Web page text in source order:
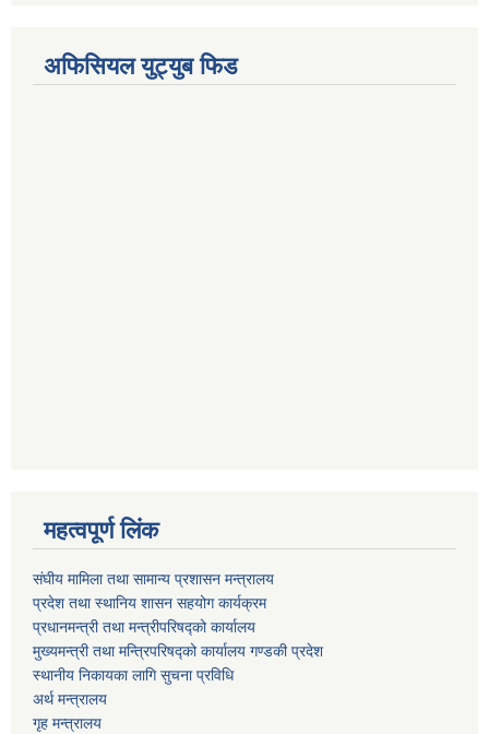
अफिसियल युट्युब फिड
महत्वपूर्ण लिंक
संघीय मामिला तथा सामान्य प्रशासन मन्त्रालय
प्रदेश तथा स्थानिय शासन सहयोग कार्यक्रम
प्रधानमन्त्री तथा मन्त्रीपरिषद्को कार्यालय
मुख्यमन्त्री तथा मन्त्रिपरिषद्को कार्यालय गण्डकी प्रदेश
स्थानीय निकायका लागि सुचना प्रविधि
अर्थ मन्त्रालय
गृह मन्त्रालय